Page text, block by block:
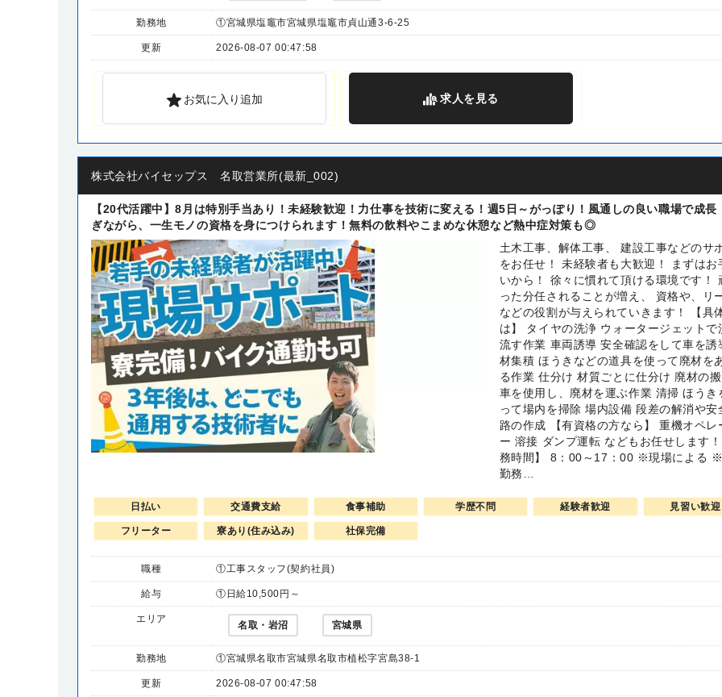
勤務地 ①宮城県塩竈市宮城県塩竈市貞山通3-6-25
更新 2026-08-07 00:47:58
お気に入り追加 求人を見る
株式会社バイセップス 名取営業所(最新_002)
【20代活躍中】8月は特別手当あり！未経験歓迎！力仕事を技術に変える！週5日～がっぽり！風通しの良い職場で成長
ぎながら、一生モノの資格を身につけられます！無料の飲料やこまめな休憩など熱中症対策も◎
土木工事、解体工事、 建設工事などのサ
をお任せ！ 未経験者も大歓迎！ まずはお
いから！ 徐々に慣れて頂ける環境です！
った分任されることが増え、 資格や、リ
などの役割が与えられていきます！ 【具
は】 タイヤの洗浄 ウォータージェットで
流す作業 車両誘導 安全確認をして車を誘
材集積 ほうきなどの道具を使って廃材を
る作業 仕分け 材質ごとに仕分け 廃材の
車を使用し、廃材を運ぶ作業 清掃 ほうき
って場内を掃除 場内設備 段差の解消や安
路の作成 【有資格の方なら】 重機オペレ
ー 溶接 ダンプ運転 などもお任せします
務時間】 8：00～17：00 ※現場による
勤務…
日払い 交通費支給 食事補助 学歴不問 経験者歓迎 見習い歓迎
フリーター 寮あり(住み込み) 社保完備
職種 ①工事スタッフ(契約社員)
給与 ①日給10,500円～
エリア
名取・岩沼 宮城県
勤務地 ①宮城県名取市宮城県名取市植松字宮島38-1
更新 2026-08-07 00:47:58